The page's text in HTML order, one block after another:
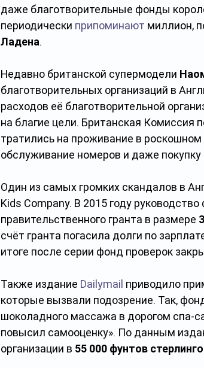
даже благотворительные фонды
периодически припоминают миллион,
Ладена.
Недавно британской супермодели
благотворительных организаций в
расходов её благотворительной
на благие цели. Британская Комиссия
тратились на проживание в
обслуживание номеров и даже покупку
Один из самых громких скандалов в
Kids Company. В 2015 году
правительственного гранта в размере
счёт гранта погасила долги по
итоге после серии фонд проверок
Также издание Dailymail приводило
которые вызвали подозрение. Так,
шоколадного массажа в дорогом спа-
повысил самооценку». По данным
организации в 55 000 фунтов